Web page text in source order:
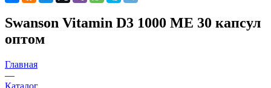
Swanson Vitamin D3 1000 МЕ 30 капсул
оптом
Главная
—
Каталог